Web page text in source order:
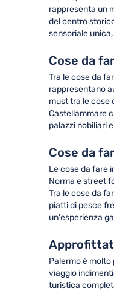
rappresenta un
del centro
sensoriale
Cose da
Tra le cose da
rappresentano
must tra le cose
Castellammare
palazzi nobiliari
Cose da
Le cose da fare
Norma e street
Tra le cose da
piatti di pesce
un'esperienza
Palermo è
viaggio
turistica